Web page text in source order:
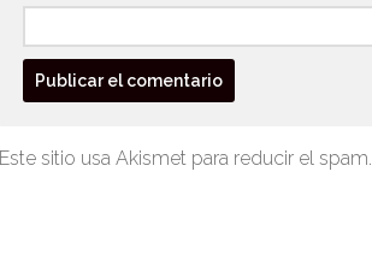
Este sitio usa Akismet para reducir el spam.